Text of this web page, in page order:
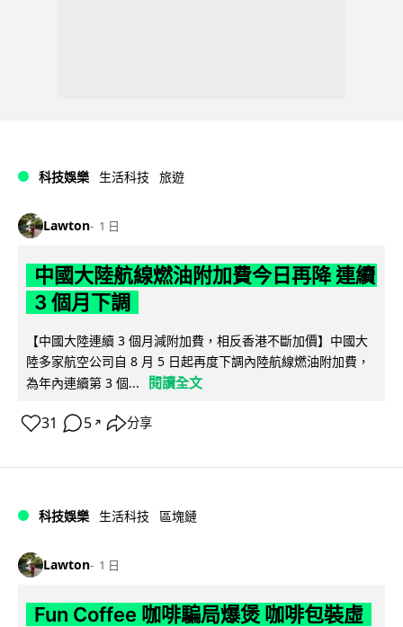
科技娛樂 生活科技 旅遊
Lawton 1 日
中國大陸航線燃油附加費今日再降 連續
3 個月下調
【中國大陸連續 3 個月減附加費，相反香港不斷加價】中國大
陸多家航空公司自 8 月 5 日起再度下調內陸航線燃油附加費，
為年內連續第 3 個...
閱讀全文
31 5 ↗ 分享
科技娛樂 生活科技 區塊鏈
Lawton 1 日
Fun Coffee 咖啡騙局爆煲 咖啡包裝虛